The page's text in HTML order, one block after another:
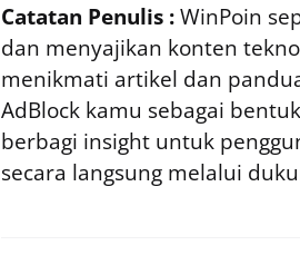
Catatan Penulis :WinPoin
dan menyajikan konten
menikmati artikel dan
AdBlock kamu sebagai
berbagi insight untuk
secara langsung melalui